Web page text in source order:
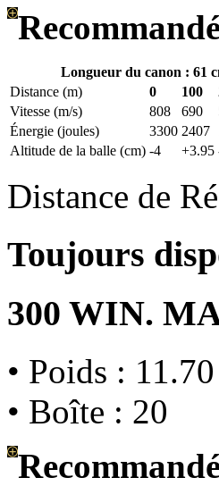
Longueur du canon : 61
Distance (m)
0 100
Vitesse (m/s)
808 690
Énergie (joules)
3300 2407
Altitude de la balle (cm) -4 +3.95
Distance de
Toujours
300 WIN.
• Poids :
• Boîte : 20